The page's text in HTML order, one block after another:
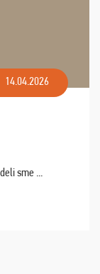
14.04.2026
sme ...